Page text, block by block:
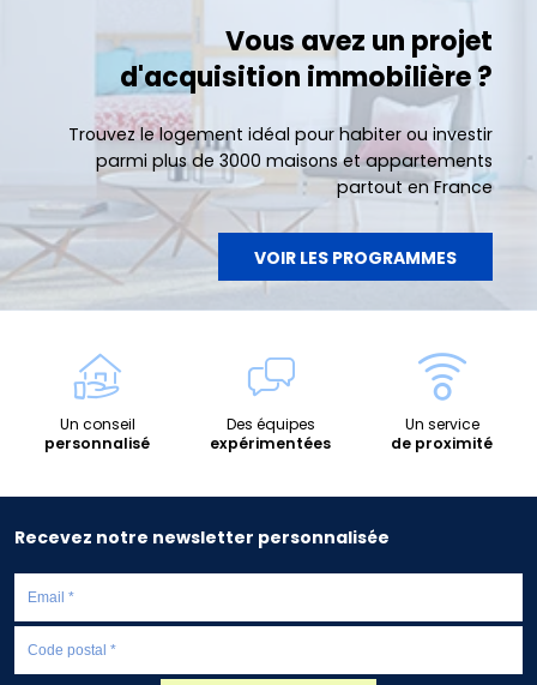
Vous avez un projet
d'acquisition immobilière ?
Trouvez le logement idéal pour habiter ou investir
parmi plus de 3000 maisons et appartements
partout en France
VOIR LES PROGRAMMES
Un conseil
personnalisé
Des équipes
expérimentées
Un service
de proximité
Recevez notre newsletter personnalisée